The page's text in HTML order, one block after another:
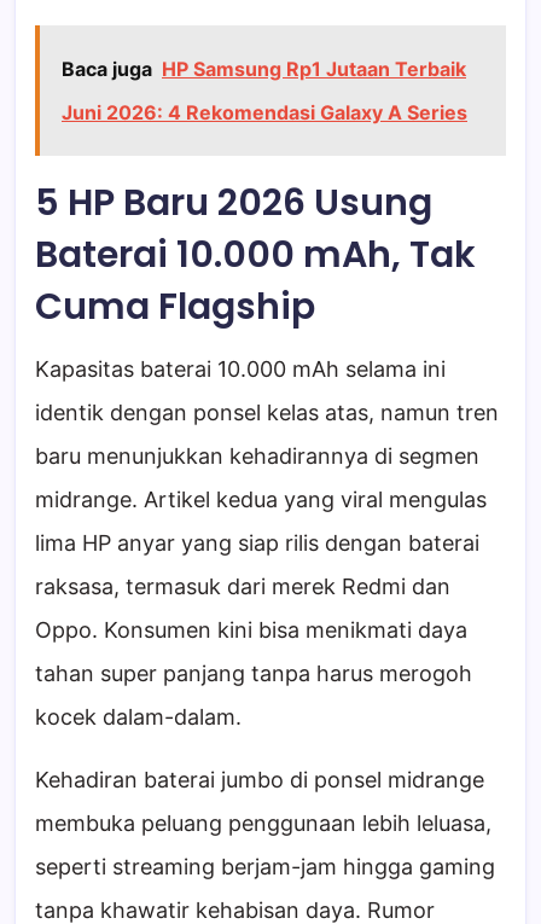
Baca juga HP Samsung Rp1 Jutaan Terbaik
Juni 2026: 4 Rekomendasi Galaxy A Series
5 HP Baru 2026 Usung
Baterai 10.000 mAh, Tak
Cuma Flagship
Kapasitas baterai 10.000 mAh selama ini
identik dengan ponsel kelas atas, namun tren
baru menunjukkan kehadirannya di segmen
midrange. Artikel kedua yang viral mengulas
lima HP anyar yang siap rilis dengan baterai
raksasa, termasuk dari merek Redmi dan
Oppo. Konsumen kini bisa menikmati daya
tahan super panjang tanpa harus merogoh
kocek dalam-dalam.
Kehadiran baterai jumbo di ponsel midrange
membuka peluang penggunaan lebih leluasa,
seperti streaming berjam-jam hingga gaming
tanpa khawatir kehabisan daya. Rumor